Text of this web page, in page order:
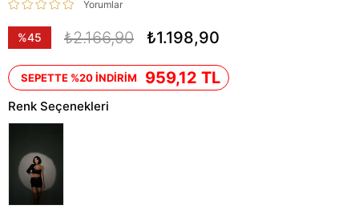
Yorumlar
%45
₺2.166,90 ₺1.198,90
SEPETTE %20 İNDİRİM 959,12 TL
Renk Seçenekleri